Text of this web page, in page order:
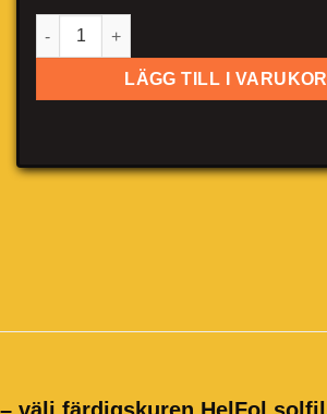
Aston Martin DB7 Volante
LÄGG TILL I